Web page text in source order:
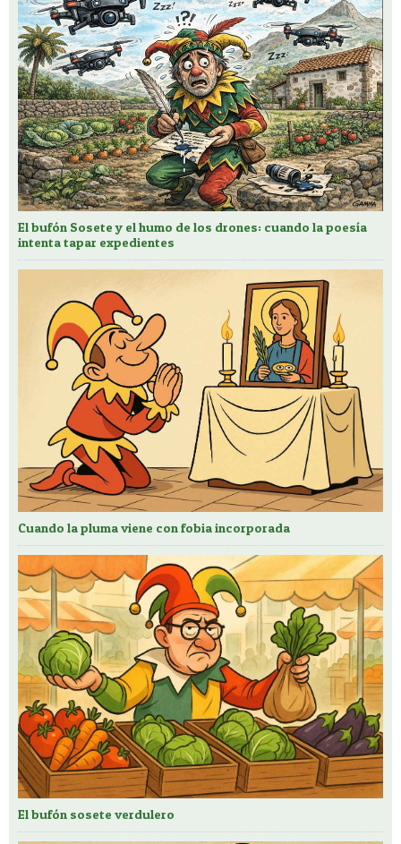
El bufón Sosete y el humo de los drones: cuando la poesía
intenta tapar expedientes
Cuando la pluma viene con fobia incorporada
El bufón sosete verdulero